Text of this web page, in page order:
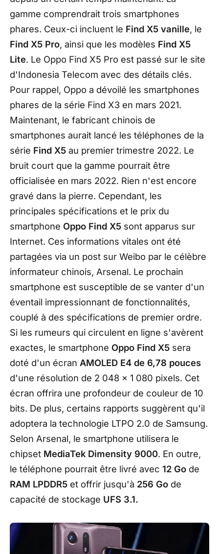
gamme comprendrait trois smartphones
phares. Ceux-ci incluent le Find X5 vanille, le
Find X5 Pro, ainsi que les modèles Find X5
Lite. Le Oppo Find X5 Pro est passé sur le site
d'Indonesia Telecom avec des détails clés.
Pour rappel, Oppo a dévoilé les smartphones
phares de la série Find X3 en mars 2021.
Maintenant, le fabricant chinois de
smartphones aurait lancé les téléphones de la
série Find X5 au premier trimestre 2022. Le
bruit court que la gamme pourrait être
officialisée en mars 2022. Rien n'est encore
gravé dans la pierre. Cependant, les
principales spécifications et le prix du
smartphone Oppo Find X5 sont apparus sur
Internet. Ces informations vitales ont été
partagées via un post sur Weibo par le célèbre
informateur chinois, Arsenal. Le prochain
smartphone est susceptible de se vanter d'un
éventail impressionnant de fonctionnalités,
couplé à des spécifications de premier ordre.
Si les rumeurs qui circulent en ligne s'avèrent
exactes, le smartphone Oppo Find X5 sera
doté d'un écran AMOLED E4 de 6,78 pouces
d'une résolution de 2 048 × 1 080 pixels. Cet
écran offrira une profondeur de couleur de 10
bits. De plus, certains rapports suggèrent qu'il
adoptera la technologie LTPO 2.0 de Samsung.
Selon Arsenal, le smartphone utilisera le
chipset MediaTek Dimensity 9000. En outre,
le téléphone pourrait être livré avec 12 Go de
RAM LPDDR5 et offrir jusqu'à 256 Go de
capacité de stockage UFS 3.1.